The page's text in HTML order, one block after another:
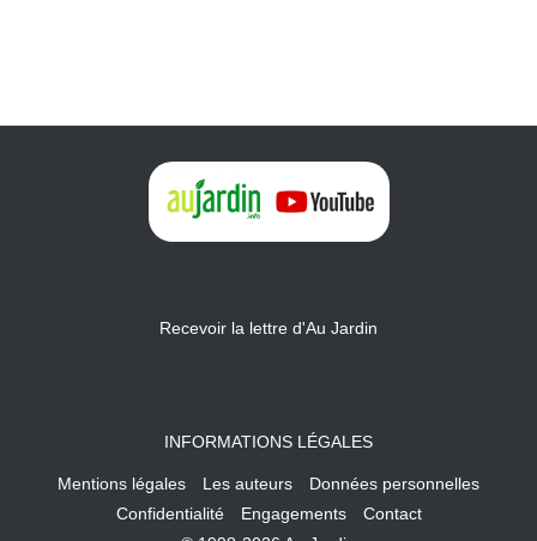
Recevoir la lettre d'Au Jardin
INFORMATIONS LÉGALES
Mentions légales Les auteurs
Données personnelles
Confidentialité
Engagements
Contact